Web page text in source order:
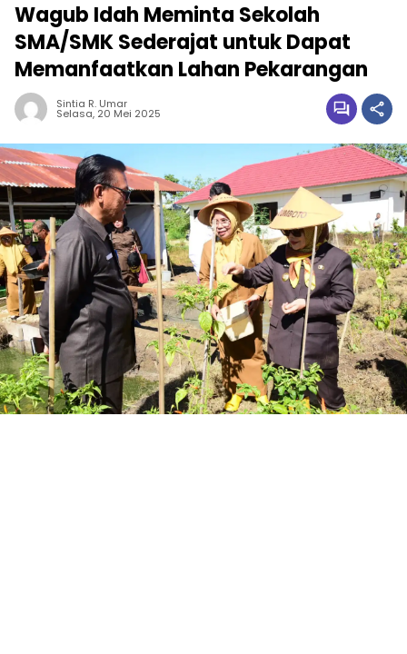
Wagub Idah Meminta Sekolah
SMA/SMK Sederajat untuk Dapat
Memanfaatkan Lahan Pekarangan
Sintia R. Umar
Selasa, 20 Mei 2025